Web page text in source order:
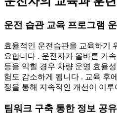
운전 습관 교육 프로그램 운
효율적인 운전습관을 교육하기
요합니다 . 운전자가 올바른 가
등을 익힐 경우 차량 운영 효율
험도 감소하게 됩니다 . 교육 후
정을 통해 지속적인 개선이 이
팀워크 구축 통한 정보 공